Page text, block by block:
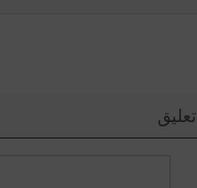
تعليق